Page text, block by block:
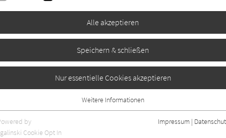
Buchtyp Autor*in Magazin
der Alster (2) -
Alle akzeptieren
Speichern & schließen
Nur essentielle Cookies akzeptieren
Essentielle Cookies werden für grundlegende Funktionen der Webseite
benötigt. Dadurch ist gewährleistet, dass die Webseite einwandfrei
Weitere Informationen
by
Cookie Opt In
Impressum |